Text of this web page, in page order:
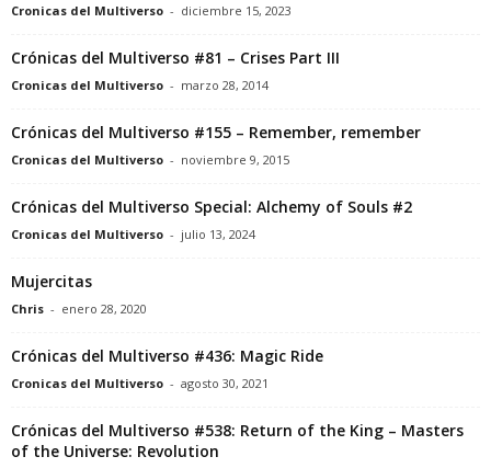
Cronicas del Multiverso - diciembre 15, 2023
Crónicas del Multiverso #81 – Crises Part III
Cronicas del Multiverso - marzo 28, 2014
Crónicas del Multiverso #155 – Remember, remember
Cronicas del Multiverso - noviembre 9, 2015
Crónicas del Multiverso Special: Alchemy of Souls #2
Cronicas del Multiverso - julio 13, 2024
Mujercitas
Chris - enero 28, 2020
Crónicas del Multiverso #436: Magic Ride
Cronicas del Multiverso - agosto 30, 2021
Crónicas del Multiverso #538: Return of the King – Masters
of the Universe: Revolution